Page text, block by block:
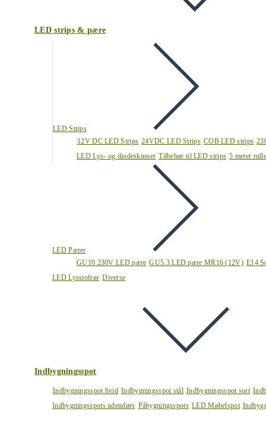
LED strips & pære
LED Strips
12V DC LED Strips 24VDC LED Strips COB LED strips
LED Lys- og diodeskinner Tilbehør til LED strips 5 meter
LED Pærer
GU10 230V LED pære GU5.3 LED pære MR16 (12V) E14
LED Lysstofrør Diverse
Indbygningsspot
Indbygningsspot hvid Indbygningsspot stål Indbygningsspot sort
Indbygningsspots udendørs Påbygningsspots LED Møbelspot